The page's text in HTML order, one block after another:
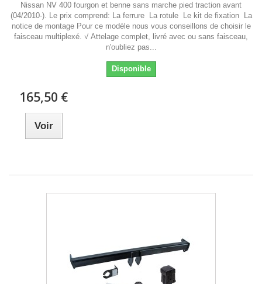
Nissan NV 400 fourgon et benne sans marche pied traction avant
(04/2010-). Le prix comprend: La ferrure La rotule Le kit de fixation La
notice de montage Pour ce modèle nous vous conseillons de choisir le
faisceau multiplexé. √ Attelage complet, livré avec ou sans faisceau,
n'oubliez pas...
Disponible
165,50 €
Voir